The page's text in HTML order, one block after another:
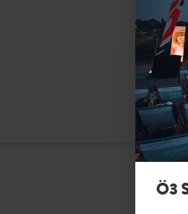
Bitte
Ö3